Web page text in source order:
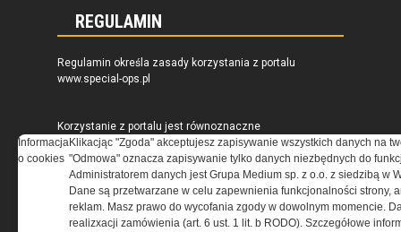
REGULAMIN
Regulamin określa zasady korzystania z portalu
www.special-ops.pl
Korzystanie z portalu jest równoznaczne
z zaakceptowaniem warunków ustanowionych
przez Grupa MEDIUM Spółka z ograniczoną
odpowiedzialnością Spółka komandytowa, nr KRS:
0000537655, NIP 1132860378, REGON 146393437
(zwana dalej Grupa MEDIUM) w postaci Regulaminu.
Informacja
o cookies
Klikacjąc "Zgoda" akceptujesz zapisywanie wszystkich danych na
"Odmowa" oznacza zapisywanie tylko danych niezbędnych do
Administratorem danych jest Grupa Medium sp. z o.o. z siedzibą w
Dane są przetwarzane w celu zapewnienia funkcjonalności strony,
reklam. Masz prawo do wycofania zgody w dowolnym momencie.
realizxacji zamówienia (art. 6 ust. 1 lit. b RODO). Szczegółowe